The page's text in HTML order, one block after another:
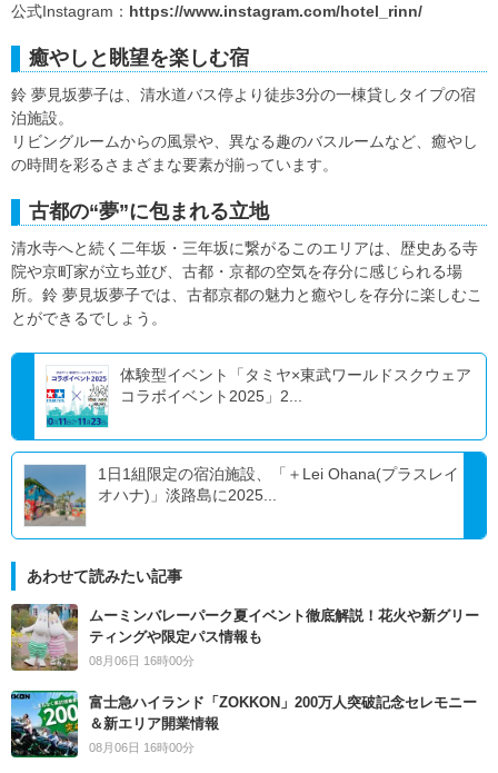
公式Instagram： https://www.instagram.com/hotel_rinn/
癒やしと眺望を楽しむ宿
鈴 夢見坂夢子は、清水道バス停より徒歩3分の一棟貸しタイプの宿
泊施設。
リビングルームからの風景や、異なる趣のバスルームなど、癒やし
の時間を彩るさまざまな要素が揃っています。
古都の“夢”に包まれる立地
清水寺へと続く二年坂・三年坂に繋がるこのエリアは、歴史ある寺
院や京町家が立ち並び、古都・京都の空気を存分に感じられる場
所。鈴 夢見坂夢子では、古都京都の魅力と癒やしを存分に楽しむこ
とができるでしょう。
体験型イベント「タミヤ×東武ワールドスクウェア
コラボイベント2025」2...
1日1組限定の宿泊施設、「＋Lei Ohana(プラスレイ
オハナ)」淡路島に2025...
あわせて読みたい記事
ムーミンバレーパーク夏イベント徹底解説！花火や新グリー
ティングや限定パス情報も
08月06日 16時00分
富士急ハイランド「ZOKKON」200万人突破記念セレモニー
＆新エリア開業情報
08月06日 16時00分